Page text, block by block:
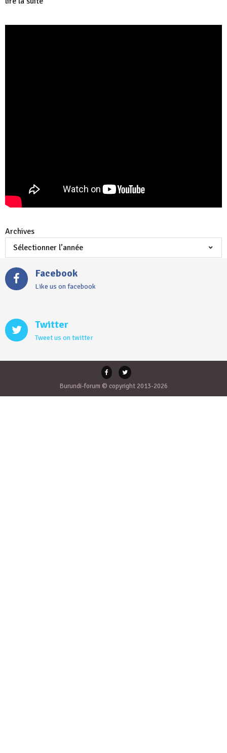
Archives
Facebook
Like us on facebook
Twitter
Tweet us on twitter
Burundi-forum © copyright 2013-2026